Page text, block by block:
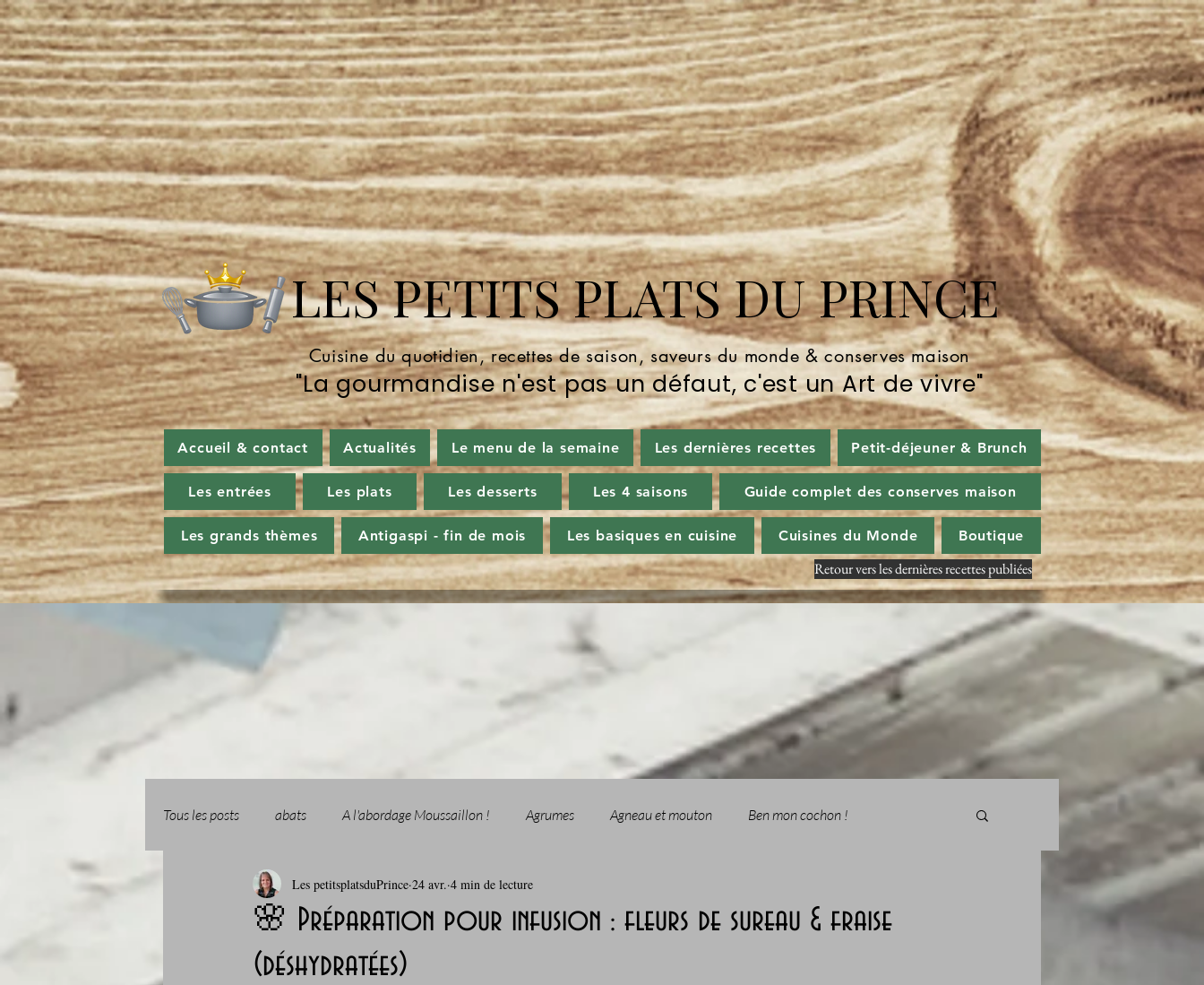
LES PETITS PLATS DU PRINCE
Cuisine du quotidien, recettes de saison, saveurs du monde & conserves maison
"La gourmandise n'est pas un défaut, c'est un Art de vivre"
Accueil & contact Actualités Le menu de la semaine Les dernières recettes Petit-déjeuner & Brunch
Les entrées Les plats Les desserts Les 4 saisons Guide complet des conserves maison
Les grands thèmes Antigaspi - fin de mois Les basiques en cuisine Cuisines du Monde Boutique
Retour vers les dernières recettes publiées
Tous les posts abats A l'abordage Moussaillon ! Agrumes Agneau et mouton Ben mon cochon !
Boissons et cocktails Boulangerie Breakfast
Comfort food, les recettes doudou
🌸 Préparation pour infusion : fleurs de sureau & fraise
(déshydratées)
Les petitsplatsduPrince 24 avr. 4 min de lecture